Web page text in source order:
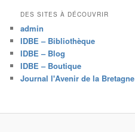
e
c
h
e
DES SITES À DÉCOUVRIR
admin
IDBE – Bibliothèque
IDBE – Blog
IDBE – Boutique
Journal l'Avenir de la Bretagne